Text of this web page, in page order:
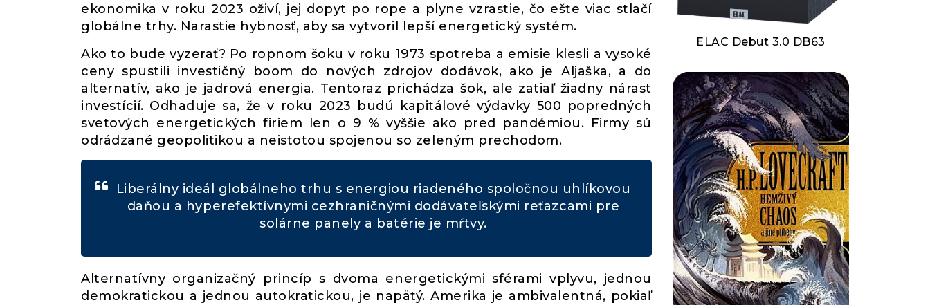
ekonomika v roku 2023 oživí, jej dopyt po rope a plyne vzrastie, čo ešte viac stlačí
globálne trhy. Narastie hybnosť, aby sa vytvoril lepší energetický systém.
Ako to bude vyzerať? Po ropnom šoku v roku 1973 spotreba a emisie klesli a vysoké
ceny spustili investičný boom do nových zdrojov dodávok, ako je Aljaška, a do
alternatív, ako je jadrová energia. Tentoraz prichádza šok, ale zatiaľ žiadny nárast
investícií. Odhaduje sa, že v roku 2023 budú kapitálové výdavky 500 popredných
svetových energetických firiem len o 9 % vyššie ako pred pandémiou. Firmy sú
odrádzané geopolitikou a neistotou spojenou so zeleným prechodom.
Liberálny ideál globálneho trhu s energiou riadeného spoločnou uhlíkovou
daňou a hyperefektívnymi cezhraničnými dodávateľskými reťazcami pre
solárne panely a batérie je mŕtvy.
Alternatívny organizačný princíp s dvoma energetickými sférami vplyvu, jednou
demokratickou a jednou autokratickou, je napätý. Amerika je ambivalentná, pokiaľ
ELAC Debut 3.0 DB63